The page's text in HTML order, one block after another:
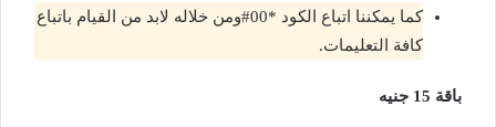
كما يمكننا اتباع الكود *00#ومن خلاله لابد من القيام باتباع
كافة التعليمات.
باقة 15 جنيه